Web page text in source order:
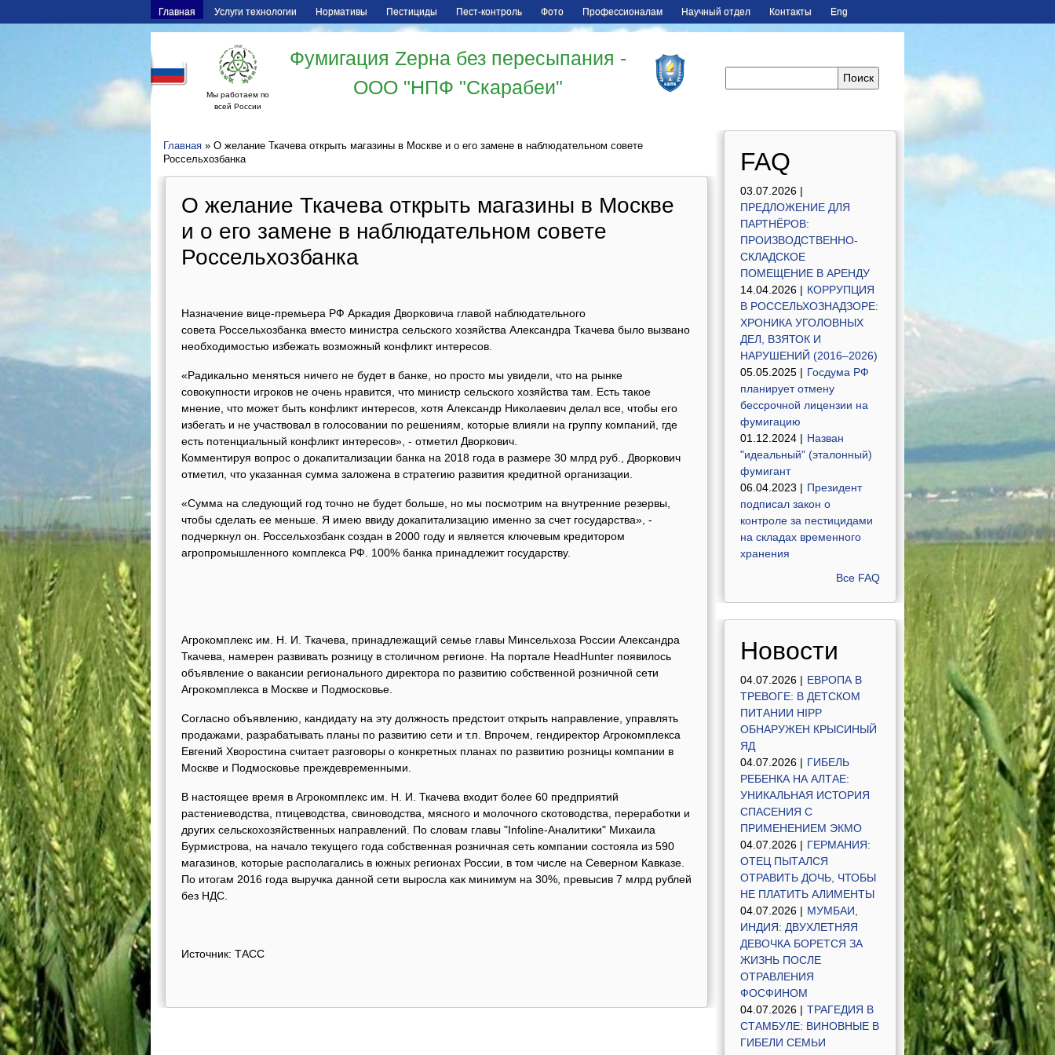
Главная Услуги технологии Нормативы Пестициды Пест-контроль Фото Профессионалам Научный отдел Контакты Eng
Мы работаем по
всей России
Фумигация Zерна без пересыпания -
ООО "НПФ "Скарабеи"
Главная » О желание Ткачева открыть магазины в Москве и о его замене в наблюдательном совете
Россельхозбанка
О желание Ткачева открыть магазины в Москве
и о его замене в наблюдательном совете
Россельхозбанка
Назначение вице-премьера РФ Аркадия Дворковича главой наблюдательного
совета Россельхозбанка вместо министра сельского хозяйства Александра Ткачева было вызвано
необходимостью избежать возможный конфликт интересов.
«Радикально меняться ничего не будет в банке, но просто мы увидели, что на рынке
совокупности игроков не очень нравится, что министр сельского хозяйства там. Есть такое
мнение, что может быть конфликт интересов, хотя Александр Николаевич делал все, чтобы его
избегать и не участвовал в голосовании по решениям, которые влияли на группу компаний, где
есть потенциальный конфликт интересов», - отметил Дворкович.
Комментируя вопрос о докапитализации банка на 2018 года в размере 30 млрд руб., Дворкович
отметил, что указанная сумма заложена в стратегию развития кредитной организации.
«Сумма на следующий год точно не будет больше, но мы посмотрим на внутренние резервы,
чтобы сделать ее меньше. Я имею ввиду докапитализацию именно за счет государства», -
подчеркнул он. Россельхозбанк создан в 2000 году и является ключевым кредитором
агропромышленного комплекса РФ. 100% банка принадлежит государству.
Агрокомплекс им. Н. И. Ткачева, принадлежащий семье главы Минсельхоза России Александра
Ткачева, намерен развивать розницу в столичном регионе. На портале HeadHunter появилось
объявление о вакансии регионального директора по развитию собственной розничной сети
Агрокомплекса в Москве и Подмосковье.
Согласно объявлению, кандидату на эту должность предстоит открыть направление, управлять
продажами, разрабатывать планы по развитию сети и т.п. Впрочем, гендиректор Агрокомплекса
Евгений Хворостина считает разговоры о конкретных планах по развитию розницы компании в
Москве и Подмосковье преждевременными.
В настоящее время в Агрокомплекс им. Н. И. Ткачева входит более 60 предприятий
растениеводства, птицеводства, свиноводства, мясного и молочного скотоводства, переработки и
других сельскохозяйственных направлений. По словам главы "Infoline-Аналитики" Михаила
Бурмистрова, на начало текущего года собственная розничная сеть компании состояла из 590
магазинов, которые располагались в южных регионах России, в том числе на Северном Кавказе.
По итогам 2016 года выручка данной сети выросла как минимум на 30%, превысив 7 млрд рублей
без НДС.
Источник: ТАСС
FAQ
03.07.2026 |
ПРЕДЛОЖЕНИЕ ДЛЯ
ПАРТНЁРОВ:
ПРОИЗВОДСТВЕННО-
СКЛАДСКОЕ
ПОМЕЩЕНИЕ В АРЕНДУ
14.04.2026 | КОРРУПЦИЯ
В РОССЕЛЬХОЗНАДЗОРЕ:
ХРОНИКА УГОЛОВНЫХ
ДЕЛ, ВЗЯТОК И
НАРУШЕНИЙ (2016–2026)
05.05.2025 | Госдума РФ
планирует отмену
бессрочной лицензии на
фумигацию
01.12.2024 | Назван
"идеальный" (эталонный)
фумигант
06.04.2023 | Президент
подписал закон о
контроле за пестицидами
на складах временного
хранения
Все FAQ
Новости
04.07.2026 | ЕВРОПА В
ТРЕВОГЕ: В ДЕТСКОМ
ПИТАНИИ HIPP
ОБНАРУЖЕН КРЫСИНЫЙ
ЯД
04.07.2026 | ГИБЕЛЬ
РЕБЕНКА НА АЛТАЕ:
УНИКАЛЬНАЯ ИСТОРИЯ
СПАСЕНИЯ С
ПРИМЕНЕНИЕМ ЭКМО
04.07.2026 | ГЕРМАНИЯ:
ОТЕЦ ПЫТАЛСЯ
ОТРАВИТЬ ДОЧЬ, ЧТОБЫ
НЕ ПЛАТИТЬ АЛИМЕНТЫ
04.07.2026 | МУМБАИ,
ИНДИЯ: ДВУХЛЕТНЯЯ
ДЕВОЧКА БОРЕТСЯ ЗА
ЖИЗНЬ ПОСЛЕ
ОТРАВЛЕНИЯ
ФОСФИНОМ
04.07.2026 | ТРАГЕДИЯ В
СТАМБУЛЕ: ВИНОВНЫЕ В
ГИБЕЛИ СЕМЬИ